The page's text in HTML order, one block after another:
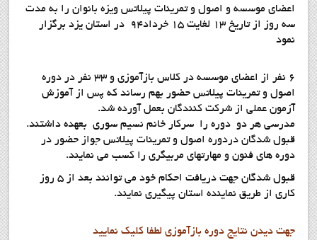
اعضاي موسسه و اصول و تمرينات پيلاتس ویزه بانوان را به مدت
سه روز از تاریخ 13 لغایت 15 خرداد94 در استان يزد برگزار
نمود
6 نفر از اعضاي موسسه در کلاس بازآموزي و 33 نفر در دوره
اصول و تمرينات پيلاتس حضور بهم رساند که پس از آموزش
آزمون عملي از شرکت کنندگان بعمل آورده شد.
مدرسي هر دو دوره را سرکار خانم نسيم سوري بعهده داشتند.
قبول شدگان دردوره اصول و تمرينات پيلاتس جواز حضور در
دوره هاي فنون و مهارتهاي مربيگري را کسب مي نمايند.
قبول شدگان جهت دريافت احکام خود مي توانند بعد از 5 روز
کاري از طريق نماينده استان پيگيري نمايند.
جهت ديدن نتايج دوره بازآموزي لطفا کليک نماييد